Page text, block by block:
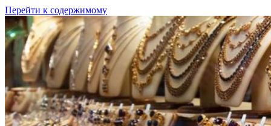
Перейти к содержимому